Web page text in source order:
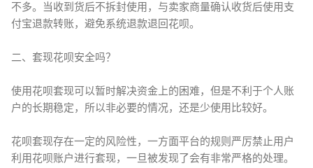
不多。当收到货后不拆封使用，与卖家商量确认收货后使用支
付宝退款转账，避免系统退款退回花呗。
二、套现花呗安全吗？
使用花呗套现可以暂时解决资金上的困难，但是不利于个人账
户的长期稳定，所以非必要的情况，还是少使用比较好。
花呗套现存在一定的风险性，一方面平台的规则严厉禁止用户
利用花呗账户进行套现，一旦被发现了会有非常严格的处理。